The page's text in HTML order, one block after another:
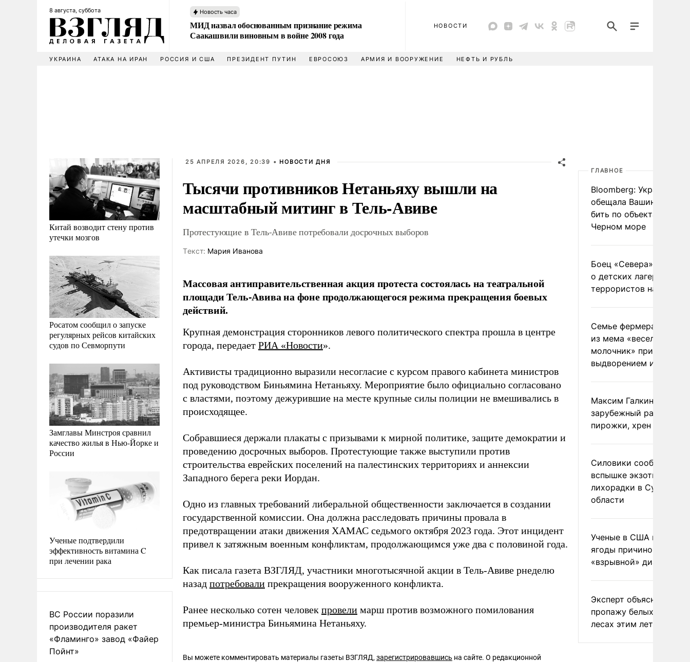
8 августа, суббота Новость часа
МИД назвал обоснованным признание режима
Саакашвили виновным в войне 2008 года
НОВОСТИ
УКРАИНА АТАКА НА ИРАН РОССИЯ И США ПРЕЗИДЕНТ ПУТИН ЕВРОСОЮЗ АРМИЯ И ВООРУЖЕНИЕ НЕФТЬ И РУБЛЬ
Китай возводит стену против
утечки мозгов
Росатом сообщил о запуске
регулярных рейсов китайских
судов по Севморпути
Замглавы Минстроя сравнил
качество жилья в Нью-Йорке и
России
Ученые подтвердили
эффективность витамина C
при лечении рака
ВС России поразили
производителя ракет
«Фламинго» завод «Файер
Пойнт»
25 АПРЕЛЯ 2026, 20:39 • НОВОСТИ ДНЯ
Тысячи противников Нетаньяху вышли на
масштабный митинг в Тель-Авиве
Протестующие в Тель-Авиве потребовали досрочных выборов
Tекст: Мария Иванова
Массовая антиправительственная акция протеста состоялась на театральной
площади Тель-Авива на фоне продолжающегося режима прекращения боевых
действий.
Крупная демонстрация сторонников левого политического спектра прошла в центре
города, передает РИА «Новости».
Активисты традиционно выразили несогласие с курсом правого кабинета министров
под руководством Биньямина Нетаньяху. Мероприятие было официально согласовано
с властями, поэтому дежурившие на месте крупные силы полиции не вмешивались в
происходящее.
Собравшиеся держали плакаты с призывами к мирной политике, защите демократии и
проведению досрочных выборов. Протестующие также выступили против
строительства еврейских поселений на палестинских территориях и аннексии
Западного берега реки Иордан.
Одно из главных требований либеральной общественности заключается в создании
государственной комиссии. Она должна расследовать причины провала в
предотвращении атаки движения ХАМАС седьмого октября 2023 года. Этот инцидент
привел к затяжным военным конфликтам, продолжающимся уже два с половиной года.
Как писала газета ВЗГЛЯД, участники многотысячной акции в Тель-Авиве рнеделю
назад потребовали прекращения вооруженного конфликта.
Ранее несколько сотен человек провели марш против возможного помилования
премьер-министра Биньямина Нетаньяху.
Вы можете комментировать материалы газеты ВЗГЛЯД, зарегистрировавшись на сайте. О редакционной
ГЛАВНОЕ
Bloomberg: Украина
обещала Вашингтону не
бить по объектам КТК в
Черном море
Боец «Севера»
о детских лагерях
террористов на
Семье фермера
из мема «веселый
молочник» пригрозили
выдворением из
Максим Галкин
зарубежный райдер
пирожки, хрен и морс
Силовики сообщили о
вспышке экзотической
лихорадки в Сумской
области
Ученые в США назвали
ягоды причиной
«взрывной» диареи
Эксперт объяснил
пропажу белых грибов
лесах этим летом